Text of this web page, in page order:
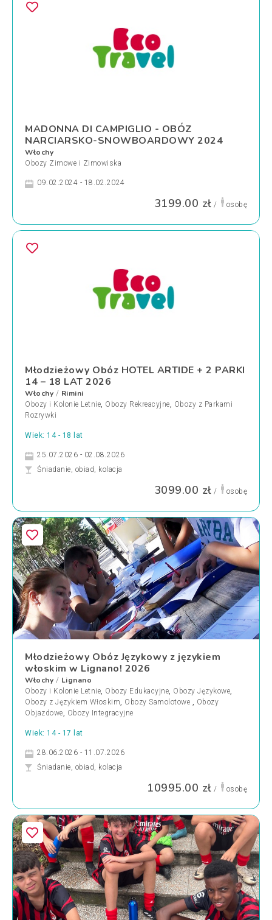
MADONNA DI CAMPIGLIO - OBÓZ
NARCIARSKO-SNOWBOARDOWY 2024
Włochy
Obozy Zimowe i Zimowiska
09.02.2024 - 18.02.2024
3199.00 zł / osobę
Młodzieżowy Obóz HOTEL ARTIDE + 2 PARKI
14 – 18 LAT 2026
Włochy / Rimini
Obozy i Kolonie Letnie, Obozy Rekreacyjne, Obozy z Parkami
Rozrywki
Wiek: 14 - 18 lat
25.07.2026 - 02.08.2026
Śniadanie, obiad, kolacja
3099.00 zł / osobę
Młodzieżowy Obóz Językowy z językiem
włoskim w Lignano! 2026
Włochy / Lignano
Obozy i Kolonie Letnie, Obozy Edukacyjne, Obozy Językowe,
Obozy z Językiem Włoskim, Obozy Samolotowe , Obozy
Objazdowe, Obozy Integracyjne
Wiek: 14 - 17 lat
28.06.2026 - 11.07.2026
Śniadanie, obiad, kolacja
10995.00 zł / osobę